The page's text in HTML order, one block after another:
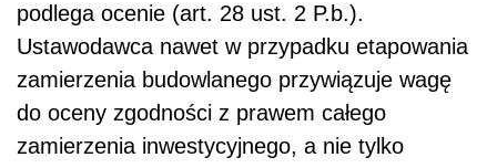
podlega ocenie (art. 28 ust. 2 P.b.).
Ustawodawca nawet w przypadku etapowania
zamierzenia budowlanego przywiązuje wagę
do oceny zgodności z prawem całego
zamierzenia inwestycyjnego, a nie tylko